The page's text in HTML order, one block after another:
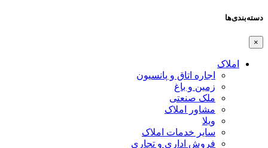
دسته‌بندی‌ها
×
املاک
اجاره اتاق و پانسیون
زمین و باغ
ملک صنعتی
مشاور املاک
ویلا
سایر خدمات املاک
فروش اداری و تجاری